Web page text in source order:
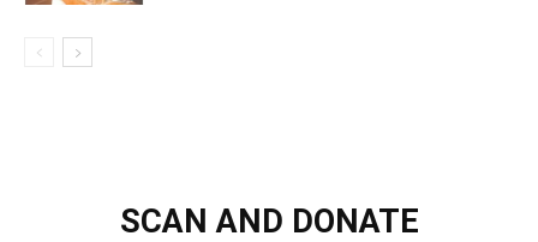
SCAN AND DONATE